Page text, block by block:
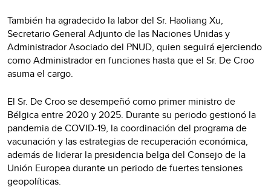
También ha agradecido la labor del Sr. Haoliang Xu,
Secretario General Adjunto de las Naciones Unidas y
Administrador Asociado del PNUD, quien seguirá ejerciendo
como Administrador en funciones hasta que el Sr. De Croo
asuma el cargo.
El Sr. De Croo se desempeñó como primer ministro de
Bélgica entre 2020 y 2025. Durante su periodo gestionó la
pandemia de COVID-19, la coordinación del programa de
vacunación y las estrategias de recuperación económica,
además de liderar la presidencia belga del Consejo de la
Unión Europea durante un periodo de fuertes tensiones
geopolíticas.